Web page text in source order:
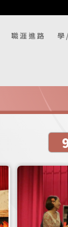
職涯進路 學